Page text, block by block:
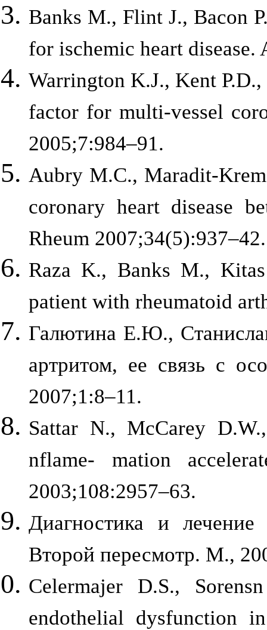
Banks M., Flint J., Bacon
for ischemic heart
Warrington K.J., Kent
factor for multi-vessel
2005;7:984–91.
Aubry M.C., Maradit-
coronary heart disease
Rheum 2007;34(5):937–42.
Raza K., Banks M.,
patient with rheumatoid
Галютина Е.Ю.,
артритом, ее связь с
2007;1:8–11.
Sattar N., McCarey
nflame- mation
2003;108:2957–63.
Диагностика и лечение
Второй пересмотр. М.,
Celermajer D.S.,
endothelial dysfunction